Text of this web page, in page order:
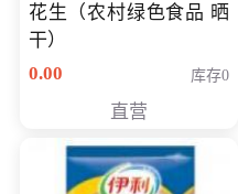
花生（农村绿色食品 晒
干）
0.00
库存0
直营